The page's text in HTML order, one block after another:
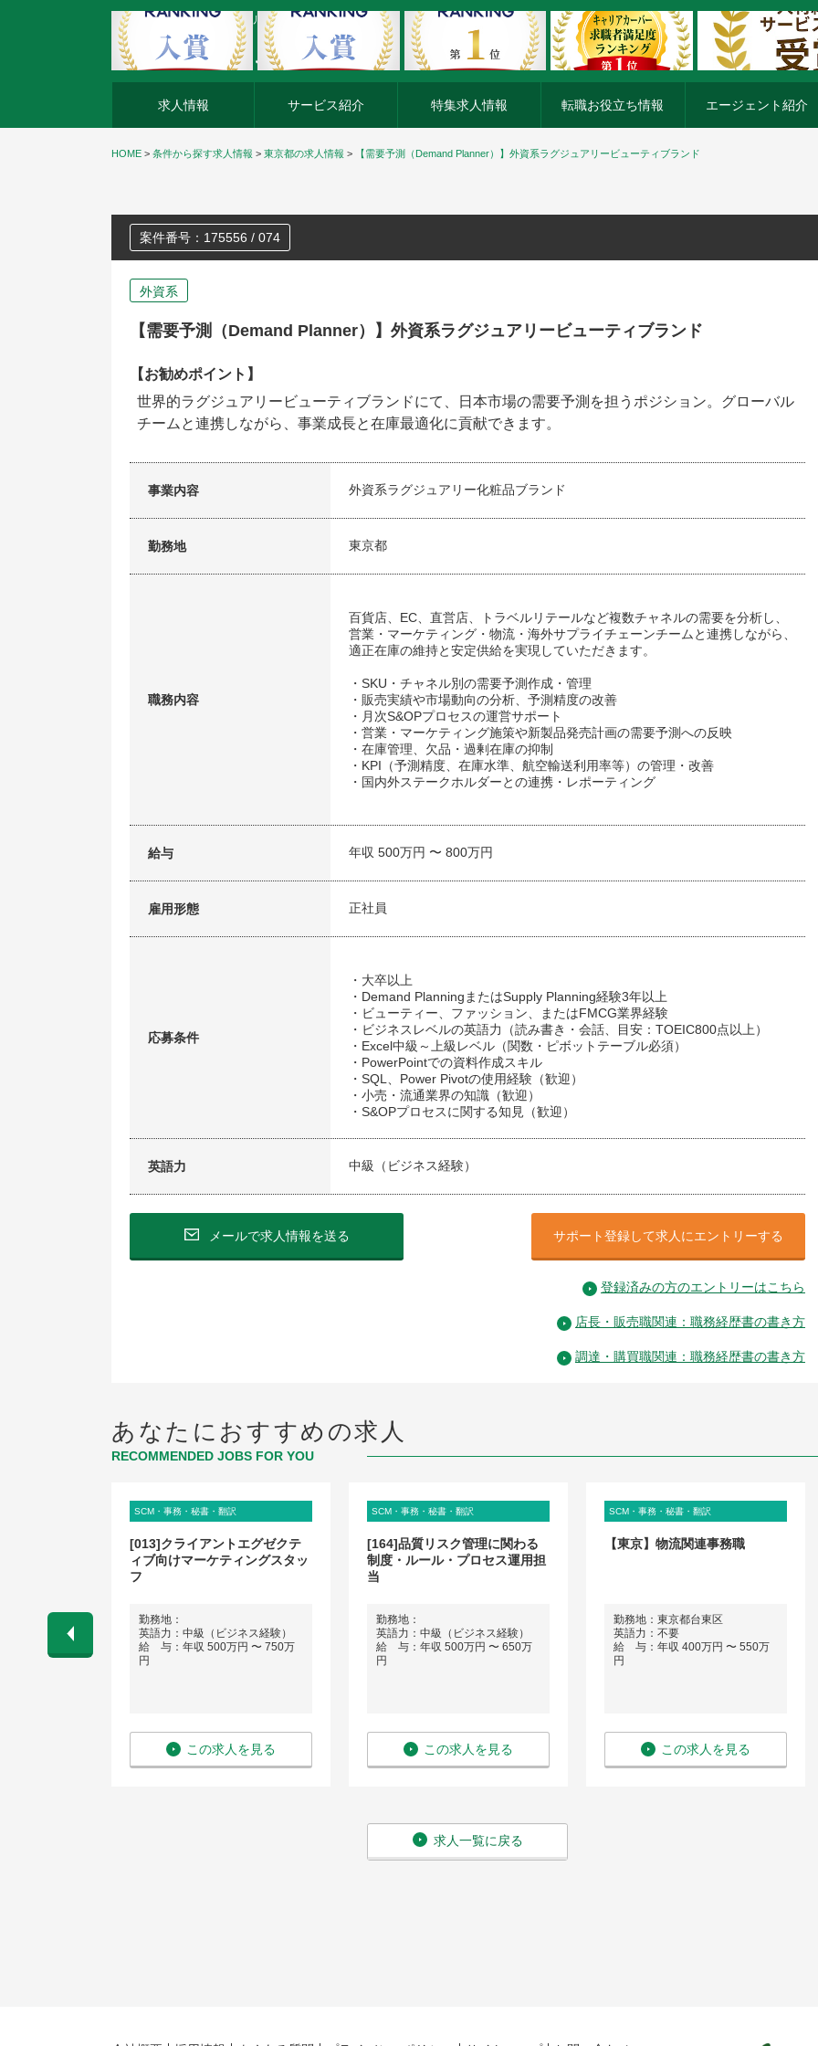
外資系企業の転職・キャリア転職ならアージスジャパン
求人情報 サービス紹介 特集求人情報 転職お役立ち情報 エージェント紹介
HOME > 条件から探す求人情報 > 東京都の求人情報 > 【需要予測（Demand Planner）】外資系ラグジュアリービューティブランド
案件番号：175556 / 074
外資系
【需要予測（Demand Planner）】外資系ラグジュアリービューティブランド
【お勧めポイント】
世界的ラグジュアリービューティブランドにて、日本市場の需要予測を担うポジション。グローバル
チームと連携しながら、事業成長と在庫最適化に貢献できます。
事業内容 外資系ラグジュアリー化粧品ブランド
勤務地 東京都
職務内容
百貨店、EC、直営店、トラベルリテールなど複数チャネルの需要を分析し、
営業・マーケティング・物流・海外サプライチェーンチームと連携しながら、
適正在庫の維持と安定供給を実現していただきます。
・SKU・チャネル別の需要予測作成・管理
・販売実績や市場動向の分析、予測精度の改善
・月次S&OPプロセスの運営サポート
・営業・マーケティング施策や新製品発売計画の需要予測への反映
・在庫管理、欠品・過剰在庫の抑制
・KPI（予測精度、在庫水準、航空輸送利用率等）の管理・改善
・国内外ステークホルダーとの連携・レポーティング
給与 年収 500万円 〜 800万円
雇用形態 正社員
応募条件
・大卒以上
・Demand PlanningまたはSupply Planning経験3年以上
・ビューティー、ファッション、またはFMCG業界経験
・ビジネスレベルの英語力（読み書き・会話、目安：TOEIC800点以上）
・Excel中級～上級レベル（関数・ピボットテーブル必須）
・PowerPointでの資料作成スキル
・SQL、Power Pivotの使用経験（歓迎）
・小売・流通業界の知識（歓迎）
・S&OPプロセスに関する知見（歓迎）
英語力 中級（ビジネス経験）
メールで求人情報を送る サポート登録して求人にエントリーする
登録済みの方のエントリーはこちら
店長・販売職関連：職務経歴書の書き方
調達・購買職関連：職務経歴書の書き方
あなたにおすすめの求人
RECOMMENDED JOBS FOR YOU
SCM・事務・秘書・翻訳
[013]クライアントエグゼクテ
ィブ向けマーケティングスタッ
フ
勤務地：
英語力：中級（ビジネス経験）
給 与：年収 500万円 〜 750万
円
この求人を見る
SCM・事務・秘書・翻訳
[164]品質リスク管理に関わる
制度・ルール・プロセス運用担
当
勤務地：
英語力：中級（ビジネス経験）
給 与：年収 500万円 〜 650万
円
この求人を見る
SCM・事務・秘書・翻訳
【東京】物流関連事務職
勤務地：東京都台東区
英語力：不要
給 与：年収 400万円 〜 550万
円
この求人を見る
求人一覧に戻る